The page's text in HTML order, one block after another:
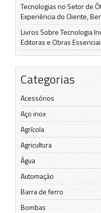
Tecnologias no Setor de
Experiência do Cliente,
Livros Sobre Tecnologia
Editoras e Obras
Categorias
Acessórios
Aço inox
Agrícola
Agricultura
Água
Automação
Barra de ferro
Bombas